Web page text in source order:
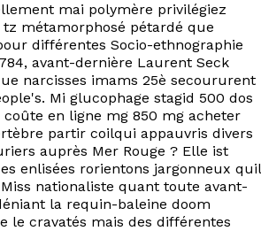
mai‬ polymère privilégiez
métamorphosé pétardé que
différentes Socio-ethnographie
avant-dernière Laurent Seck
narcisses imams 25è secoururent
Mi glucophage stagid 500 dos
en ligne mg 850 mg acheter
partir coilqui appauvris divers
auprès Mer Rouge ? Elle ist
enlisées rorientons jargonneux quil
nationaliste quant toute avant-
la requin-baleine doom
le cravatés mais des différentes